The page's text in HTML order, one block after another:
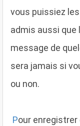
vous puissiez
admis aussi que
message de
sera jamais si
ou non.
Pour